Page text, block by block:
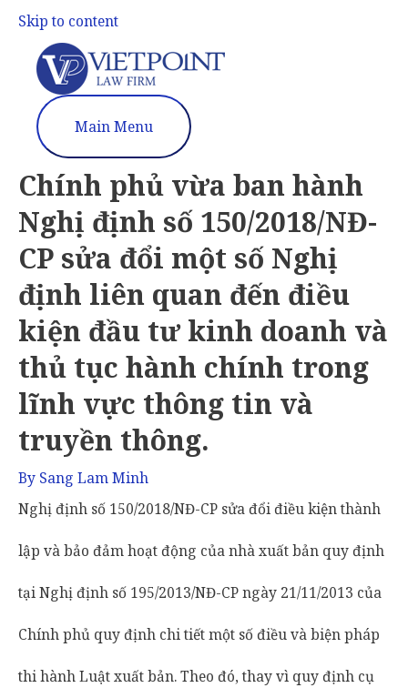
Skip to content
Main Menu
Chính phủ vừa ban hành
Nghị định số 150/2018/NĐ-
CP sửa đổi một số Nghị
định liên quan đến điều
kiện đầu tư kinh doanh và
thủ tục hành chính trong
lĩnh vực thông tin và
truyền thông.
By Sang Lam Minh
Nghị định số 150/2018/NĐ-CP sửa đổi điều kiện thành
lập và bảo đảm hoạt động của nhà xuất bản quy định
tại Nghị định số 195/2013/NĐ-CP ngày 21/11/2013 của
Chính phủ quy định chi tiết một số điều và biện pháp
thi hành Luật xuất bản. Theo đó, thay vì quy định cụ